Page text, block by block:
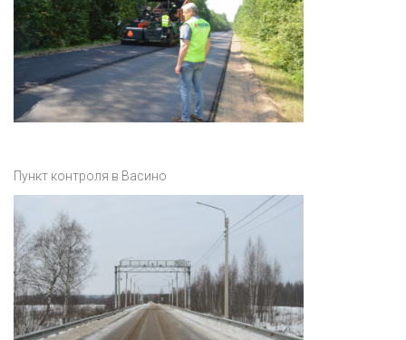
Пункт контроля в Васино